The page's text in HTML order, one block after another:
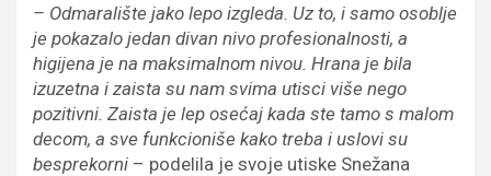
– Odmaralište jako lepo izgleda. Uz to, i samo osoblje
je pokazalo jedan divan nivo profesionalnosti, a
higijena je na maksimalnom nivou. Hrana je bila
izuzetna i zaista su nam svima utisci više nego
pozitivni. Zaista je lep osećaj kada ste tamo s malom
decom, a sve funkcioniše kako treba i uslovi su
besprekorni – podelila je svoje utiske Snežana